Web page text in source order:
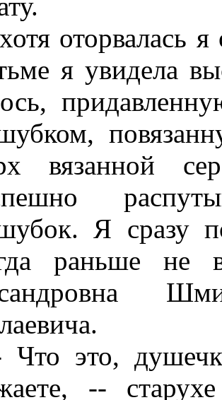
оторвалась
я увидела
вязанной
Я сразу
раньше не
это,
--